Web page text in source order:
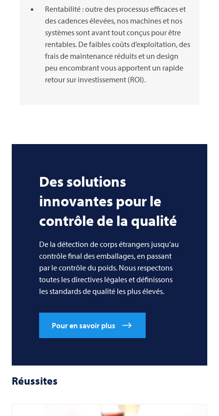
Rentabilité : outre des processus efficaces et
des cadences élevées, nos machines et nos
systèmes sont avant tout conçus pour être
rentables. De faibles coûts d’exploitation, des
frais de maintenance réduits et un design
peu encombrant vous apportent un rapide
retour sur investissement (ROI).
Des solutions
innovantes pour le
contrôle de la qualité
De la détection de corps étrangers jusqu’au
contrôle final des emballages, en passant
par le contrôle du poids. Nous respectons
toutes les directives légales et définissons
les standards de qualité les plus élevés.
Pour en savoir plus
Réussites